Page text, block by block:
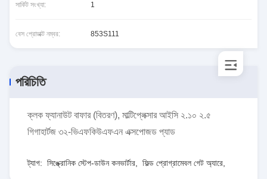
সার্কিট সংখ্যা: 1
বেস প্রোডাক্ট নম্বর: 853S111
পরিচিতি
ক্লক ফ্যানাউট বাফার (বিতরণ), মাল্টিপ্লেক্সার আইসি ২.১০ ২.৫
গিগাহার্টজ ৩২-ভিএফকিউএফএন এক্সপোজড প্যাড
ট্যাগ: সিঙ্ক্রোনিক স্টেপ-ডাউন কনভার্টার ফিল্ড প্রোগ্রামেবল গেট অ্যারে